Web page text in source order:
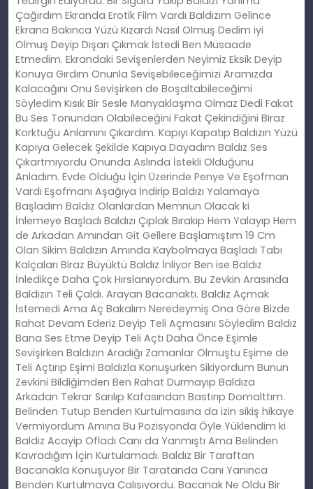
Çağırdım Ekranda Erotik Film Vardı Baldızım Gelince
Ekrana Bakınca Yüzü Kızardı Nasıl Olmuş Dedim iyi
Olmuş Deyip Dışarı Çıkmak İstedi Ben Müsaade
Etmedim. Ekrandaki Sevişenlerden Neyimiz Eksik Deyip
Konuya Gırdım Onunla Sevişebileceğimizi Aramızda
Kalacağını Onu Sevişirken de Boşaltabileceğimi
Söyledim Kısık Bir Sesle Manyaklaşma Olmaz Dedi Fakat
Bu Ses Tonundan Olabileceğini Fakat Çekindiğini Biraz
Korktuğu Anlamını Çıkardım. Kapıyı Kapatıp Baldızın Yüzü
Kapıya Gelecek Şekilde Kapıya Dayadım Baldız Ses
Çıkartmıyordu Onunda Aslında İstekli Olduğunu
Anladım. Evde Olduğu İçin Üzerinde Penye Ve Eşofman
Vardı Eşofmanı Aşağıya İndirip Baldızı Yalamaya
Başladım Baldız Olanlardan Memnun Olacak ki
İnlemeye Başladı Baldızı Çıplak Bırakıp Hem Yalayıp Hem
de Arkadan Amından Git Gellere Başlamıştım 19 Cm
Olan Sikim Baldızın Amında Kaybolmaya Başladı Tabı
Kalçaları Biraz Büyüktü Baldız İnliyor Ben ise Baldız
İnledikçe Daha Çok Hırslanıyordum. Bu Zevkin Arasında
Baldızın Teli Çaldı. Arayan Bacanaktı. Baldız Açmak
İstemedi Ama Aç Bakalım Neredeymiş Ona Göre Bizde
Rahat Devam Ederiz Deyip Teli Açmasını Söyledim Baldız
Bana Ses Etme Deyip Teli Açtı Daha Önce Eşimle
Sevişirken Baldızın Aradığı Zamanlar Olmuştu Eşime de
Teli Açtırıp Eşimi Baldızla Konuşurken Sikiyordum Bunun
Zevkini Bildiğimden Ben Rahat Durmayıp Baldıza
Arkadan Tekrar Sarılıp Kafasından Bastırıp Domalttım.
Belinden Tutup Benden Kurtulmasına da izin sikiş hikaye
Vermiyordum Amına Bu Pozisyonda Öyle Yüklendim ki
Baldız Acayip Ofladı Canı da Yanmıştı Ama Belinden
Kavradığım İçin Kurtulamadı. Baldız Bir Taraftan
Bacanakla Konuşuyor Bir Taratanda Canı Yanınca
Benden Kurtulmaya Çalışıyordu. Bacanak Ne Oldu Bir